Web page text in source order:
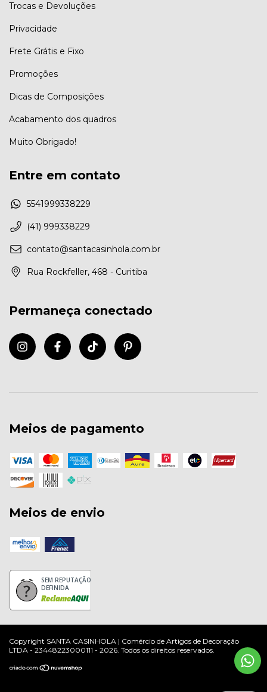
Trocas e Devoluções
Privacidade
Frete Grátis e Fixo
Promoções
Dicas de Composições
Acabamento dos quadros
Muito Obrigado!
Entre em contato
5541999338229
(41) 999338229
contato@santacasinhola.com.br
Rua Rockfeller, 468 - Curitiba
Permaneça conectado
Meios de pagamento
Meios de envio
SEM REPUTAÇÃO
DEFINIDA
Copyright SANTA CASINHOLA | Comércio de Artigos de Decoração
LTDA - 23448223000111 - 2026. Todos os direitos reservados.